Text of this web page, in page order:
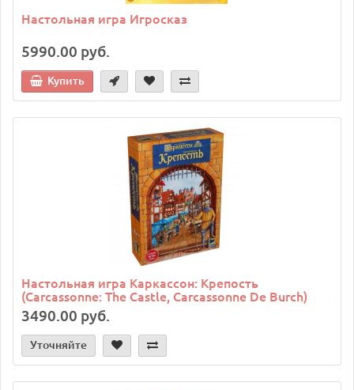
Настольная игра Игросказ
5990.00 руб.
Купить
Настольная игра Каркассон: Крепость
(Carcassonne: The Castle, Carcassonne De Burch)
3490.00 руб.
Уточняйте